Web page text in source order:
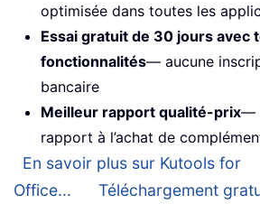
optimisée dans toutes les
Essai gratuit de 30 jours avec
fonctionnalités— aucune
bancaire
Meilleur rapport qualité-prix—
rapport à l’achat de
En savoir plus sur Kutools for
Office...
Téléchargement